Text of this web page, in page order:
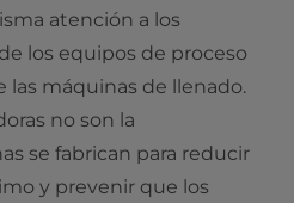
atención a los
los equipos de proceso
las máquinas de llenado.
no son la
se fabrican para reducir
y prevenir que los